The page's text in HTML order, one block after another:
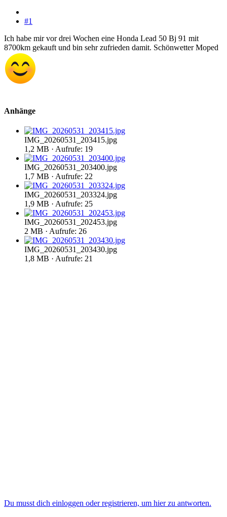
#1
Ich habe mir vor drei Wochen eine Honda Lead 50 Bj 91 mit
8700km gekauft und bin sehr zufrieden damit. Schönwetter Moped
Anhänge
IMG_20260531_203415.jpg
1,2 MB · Aufrufe: 19
IMG_20260531_203400.jpg
1,7 MB · Aufrufe: 22
IMG_20260531_203324.jpg
1,9 MB · Aufrufe: 25
IMG_20260531_202453.jpg
2 MB · Aufrufe: 26
IMG_20260531_203430.jpg
1,8 MB · Aufrufe: 21
Du musst dich einloggen oder registrieren, um hier zu antworten.